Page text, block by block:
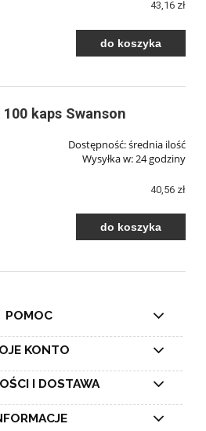
43,16 zł
do koszyka
kaps Swanson
Dostępność:średnia ilość
Wysyłka w:24 godziny
40,56 zł
do koszyka
POMOC
KONTO
I DOSTAWA